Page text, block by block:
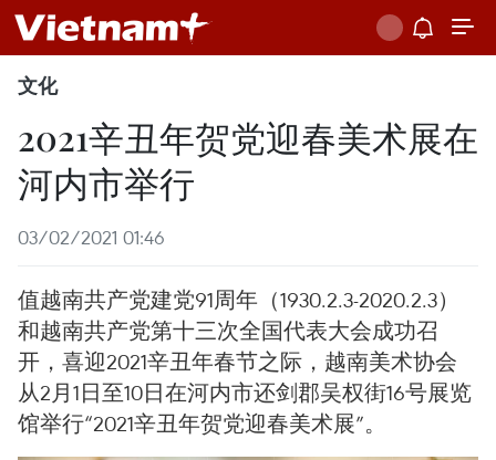
文化
2021辛丑年贺党迎春美术展在
河内市举行
03/02/2021 01:46
值越南共产党建党91周年（1930.2.3-2020.2.3）
和越南共产党第十三次全国代表大会成功召
开，喜迎2021辛丑年春节之际，越南美术协会
从2月1日至10日在河内市还剑郡吴权街16号展览
馆举行“2021辛丑年贺党迎春美术展”。